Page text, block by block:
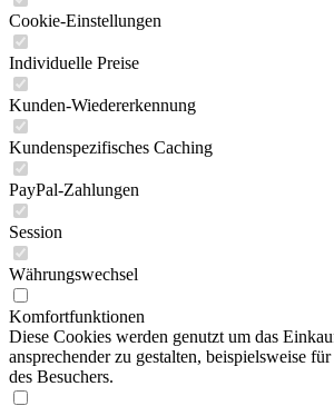
Cookie-Einstellungen
Individuelle Preise
Kunden-Wiedererkennung
Kundenspezifisches Caching
PayPal-Zahlungen
Session
Währungswechsel
Komfortfunktionen
Diese Cookies werden genutzt um das
ansprechender zu gestalten, beispielsweise
des Besuchers.